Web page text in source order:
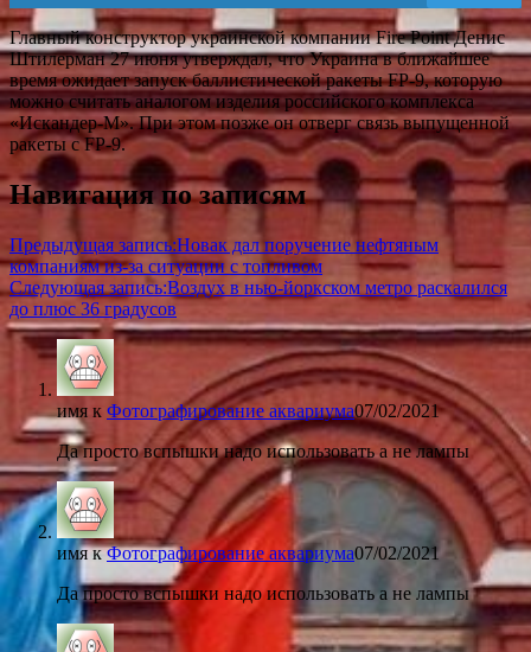
Главный конструктор украинской компании Fire Point Денис
Штилерман 27 июня утверждал, что Украина в ближайшее
время ожидает запуск баллистической ракеты FP-9, которую
можно считать аналогом изделия российского комплекса
«Искандер-М». При этом позже он отверг связь выпущенной
ракеты с FP-9.
Навигация по записям
Предыдущая запись:Новак дал поручение нефтяным
компаниям из-за ситуации с топливом
Следующая запись:Воздух в нью-йоркском метро раскалился
до плюс 36 градусов
имя к Фотографирование аквариума07/02/2021
Да просто вспышки надо использовать а не лампы
имякФотографирование аквариума07/02/2021
Да просто вспышки надо использовать а не лампы